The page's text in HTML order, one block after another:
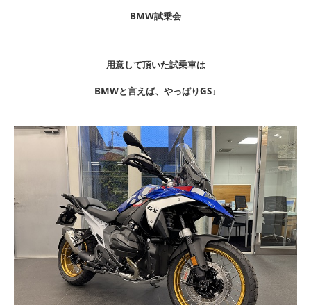
BMW試乗会
用意して頂いた試乗車は
BMWと言えば、やっぱりGS↓